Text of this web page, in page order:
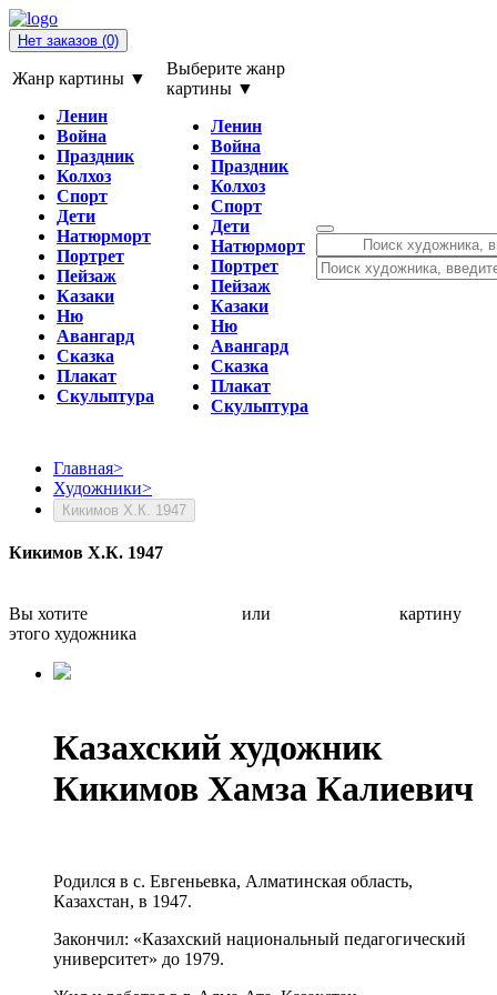
Нет заказов (0)
Жанр картины ▼
Ленин
Война
Праздник
Колхоз
Спорт
Дети
Натюрморт
Портрет
Пейзаж
Казаки
Ню
Авангард
Сказка
Плакат
Скульптура
Выберите жанр
картины ▼
Ленин
Война
Праздник
Колхоз
Спорт
Дети
Натюрморт
Портрет
Пейзаж
Казаки
Ню
Авангард
Сказка
Плакат
Скульптура
Главная>
Художники>
Кикимов Х.К. 1947
Кикимов Х.К. 1947
Вы хотите или
картину
этого художника
Казахский художник
Кикимов Хамза Калиевич
Родился в с. Евгеньевка, Алматинская область,
Казахстан, в 1947.
Закончил: «Казахский национальный педагогический
университет» до 1979.